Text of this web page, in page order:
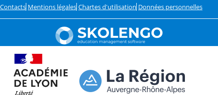
Contacts Mentions légales Chartes d'utilisation Données personnelles